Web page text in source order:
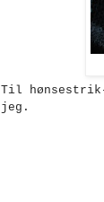
Til
jeg.